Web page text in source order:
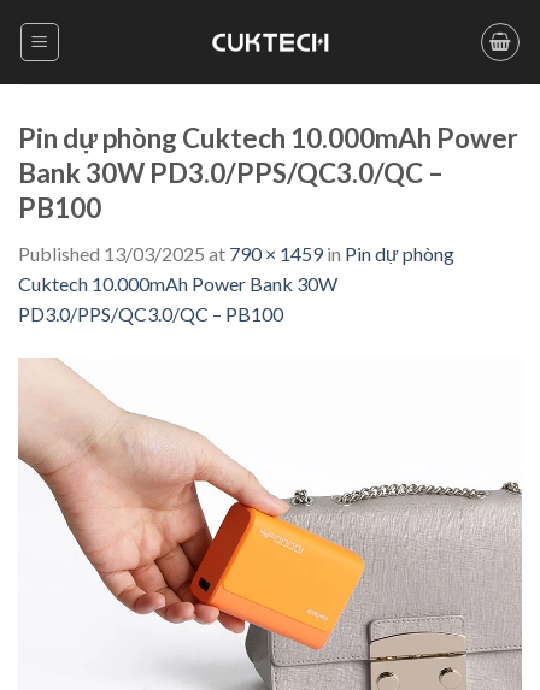
Pin dự phòng Cuktech 10.000mAh Power
Bank 30W PD3.0/PPS/QC3.0/QC –
PB100
Published 13/03/2025 at 790 × 1459in Pin dự phòng
Cuktech 10.000mAh Power Bank 30W
PD3.0/PPS/QC3.0/QC – PB100